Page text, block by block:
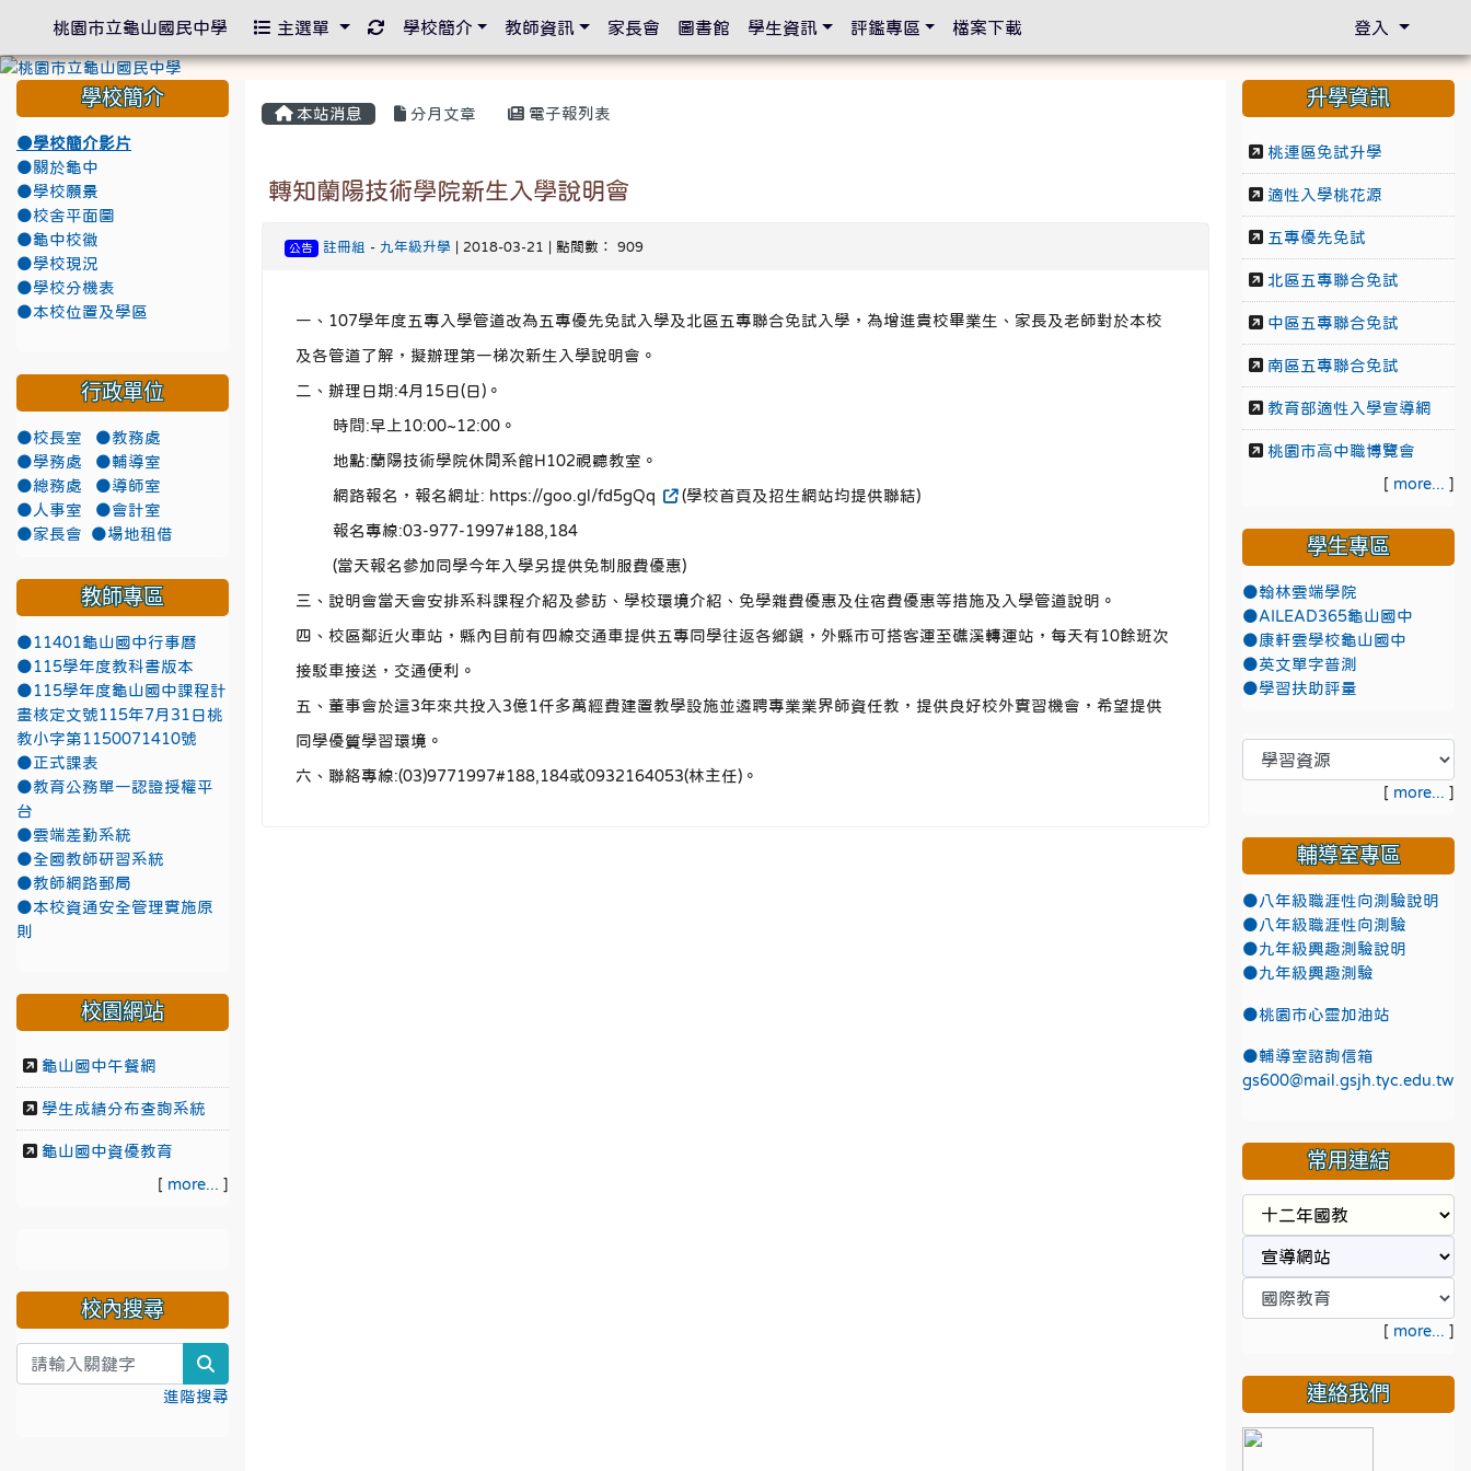
本站消息 分月文章 電子報列表
轉知蘭陽技術學院新生入學說明會
公告 註冊組 - 九年級升學 | 2018-03-21 | 點閱數： 909
一、107學年度五專入學管道改為五專優先免試入學及北區五專聯合免試入學，為增進貴校畢業生、家長及老師對於本校
及各管道了解，擬辦理第一梯次新生入學說明會。
二、辦理日期:4月15日(日)。
時間:早上10:00~12:00。
地點:蘭陽技術學院休閒系館H102視聽教室。
網路報名，報名網址: https://goo.gl/fd5gQq (學校首頁及招生網站均提供聯結)
報名專線:03-977-1997#188,184
(當天報名參加同學今年入學另提供免制服費優惠)
三、說明會當天會安排系科課程介紹及參訪、學校環境介紹、免學雜費優惠及住宿費優惠等措施及入學管道說明。
四、校區鄰近火車站，縣內目前有四線交通車提供五專同學往返各鄉鎮，外縣市可搭客運至礁溪轉運站，每天有10餘班次
接駁車接送，交通便利。
五、董事會於這3年來共投入3億1仟多萬經費建置教學設施並遴聘專業業界師資任教，提供良好校外實習機會，希望提供
同學優質學習環境。
六、聯絡專線:(03)9771997#188,184或0932164053(林主任)。
學校簡介
●學校簡介影片
●關於龜中
●學校願景
●校舍平面圖
●龜中校徽
●學校現況
●學校分機表
●本校位置及學區
行政單位
●校長室
●教務處
●學務處
●輔導室
●總務處
●導師室
●人事室
●會計室
●家長會
●場地租借
教師專區
●11401龜山國中行事曆
●115學年度教科書版本
●115學年度龜山國中課程計
畫核定文號115年7月31日桃
教小字第1150071410號
●正式課表
●教育公務單一認證授權平
台
●雲端差勤系統
●全國教師研習系統
●教師網路郵局
●本校資通安全管理實施原
則
校園網站
龜山國中午餐網
學生成績分布查詢系統
龜山國中資優教育
[ more... ]
校內搜尋
進階搜尋
升學資訊
桃連區免試升學
適性入學桃花源
五專優先免試
北區五專聯合免試
中區五專聯合免試
南區五專聯合免試
教育部適性入學宣導網
桃園市高中職博覽會
[ more... ]
學生專區
●翰林雲端學院
●AILEAD365龜山國中
●康軒雲學校龜山國中
●英文單字普測
●學習扶助評量
[ more... ]
輔導室專區
●八年級職涯性向測驗說明
●八年級職涯性向測驗
●九年級興趣測驗說明
●九年級興趣測驗
●桃園市心靈加油站
●輔導室諮詢信箱
gs600@mail.gsjh.tyc.edu.tw
常用連結
[ more... ]
連絡我們
桃園市立龜山國民中學 主選單 重新取得佈景設定
學校簡介 教師資訊 家長會 圖書館 學生資訊 評鑑專區 檔案下載 登入